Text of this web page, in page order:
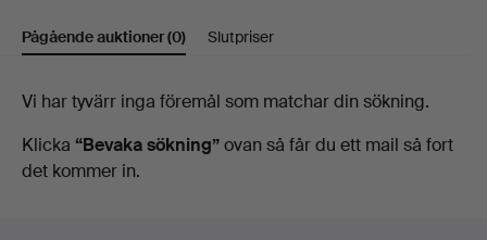
på
Auktionsverk
Pågående auktioner(0) Slutpriser
Pågående
auktioner
Vi har tyvärr inga föremål som matchar din sökning.
Klicka “Bevaka sökning”ovan så får du ett mail så fort
det kommer in.